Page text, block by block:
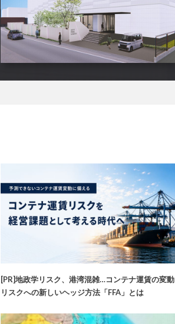
[PR]地政学リスク、港湾混雑…コンテナ運賃の変動
リスクへの新しいヘッジ方法「FFA」とは